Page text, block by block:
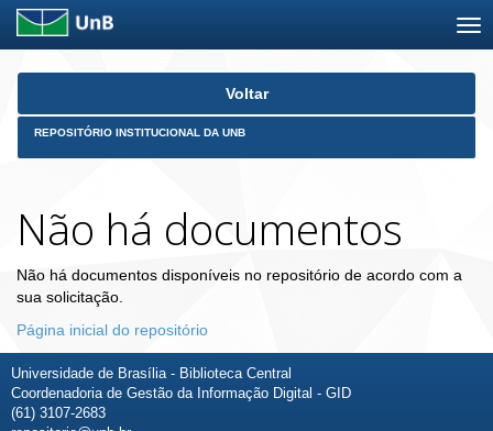
Skip
Voltar
REPOSITÓRIO INSTITUCIONAL DA UNB
Não há documentos
Não há documentos disponíveis no repositório de acordo com a
sua solicitação.
Página inicial do repositório
Universidade de Brasília - Biblioteca Central
Coordenadoria de Gestão da Informação Digital - GID
(61) 3107-2683